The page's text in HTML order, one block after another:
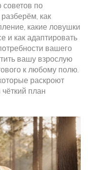
советов по
как
какие ловушки
и как адаптировать
вашего
вашу взрослую
к любому полю.
раскроют
план